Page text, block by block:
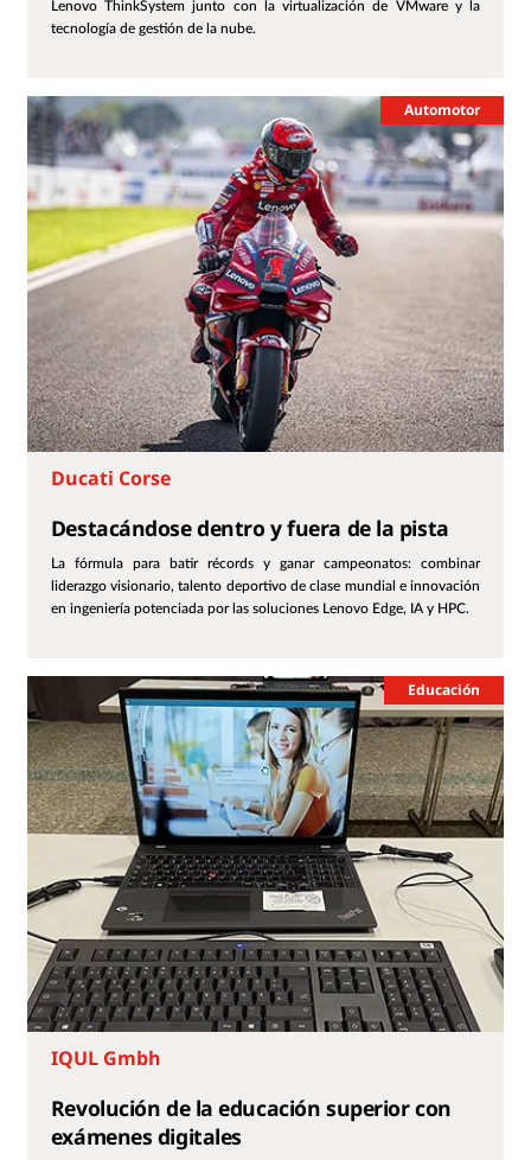
Lenovo ThinkSystem junto con la virtualización de VMware y la
tecnología de gestión de la nube.
Automotor
Ducati Corse
Destacándose dentro y fuera de la pista
La fórmula para batir récords y ganar campeonatos: combinar
liderazgo visionario, talento deportivo de clase mundial e innovación
en ingeniería potenciada por las soluciones Lenovo Edge, IA y HPC.
Educación
IQUL Gmbh
Revolución de la educación superior con
exámenes digitales